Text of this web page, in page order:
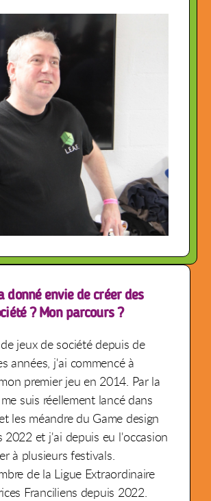
donné envie de créer des
? Mon parcours ?
jeux de société depuis de
années, j'ai commencé à
premier jeu en 2014. Par la
suis réellement lancé dans
les méandre du Game design
2022 et j'ai depuis eu l'occasion
à plusieurs festivals.
de la Ligue Extraordinaire
Franciliens depuis 2022.